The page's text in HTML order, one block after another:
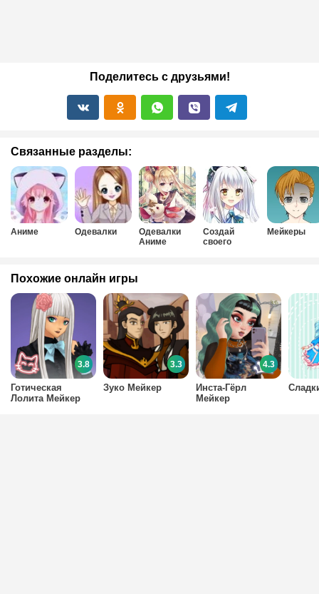
Поделитесь с друзьями!
Связанные разделы:
Аниме Одевалки
Одевалки
Аниме
Создай
своего
Мейкеры
Похожие онлайн игры
Готическая
Лолита Мейкер
3.8
Зуко Мейкер
3.3
Инста-Гёрл
Мейкер
4.3